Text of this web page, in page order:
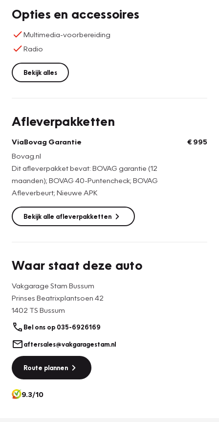
Opties en accessoires
Multimedia-voorbereiding
Radio
Bekijk alles
Afleverpakketten
ViaBovag Garantie
Bovag.nl
Dit afleverpakket bevat: BOVAG garantie (12
maanden); BOVAG 40-Puntencheck; BOVAG
Afleverbeurt; Nieuwe APK
€ 995
Bekijk alle afleverpakketten
Waar staat deze auto
Vakgarage Stam Bussum
Prinses Beatrixplantsoen 42
1402 TS Bussum
Bel ons op 035-6926169
aftersales@vakgaragestam.nl
Route plannen
9.3/10